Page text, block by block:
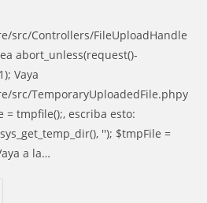
src/Controllers/FileUploadHandle
abort_unless(request()-
Vaya
src/TemporaryUploadedFile.phpy
tmpfile();, escriba esto:
''); $tmpFile =
a la…